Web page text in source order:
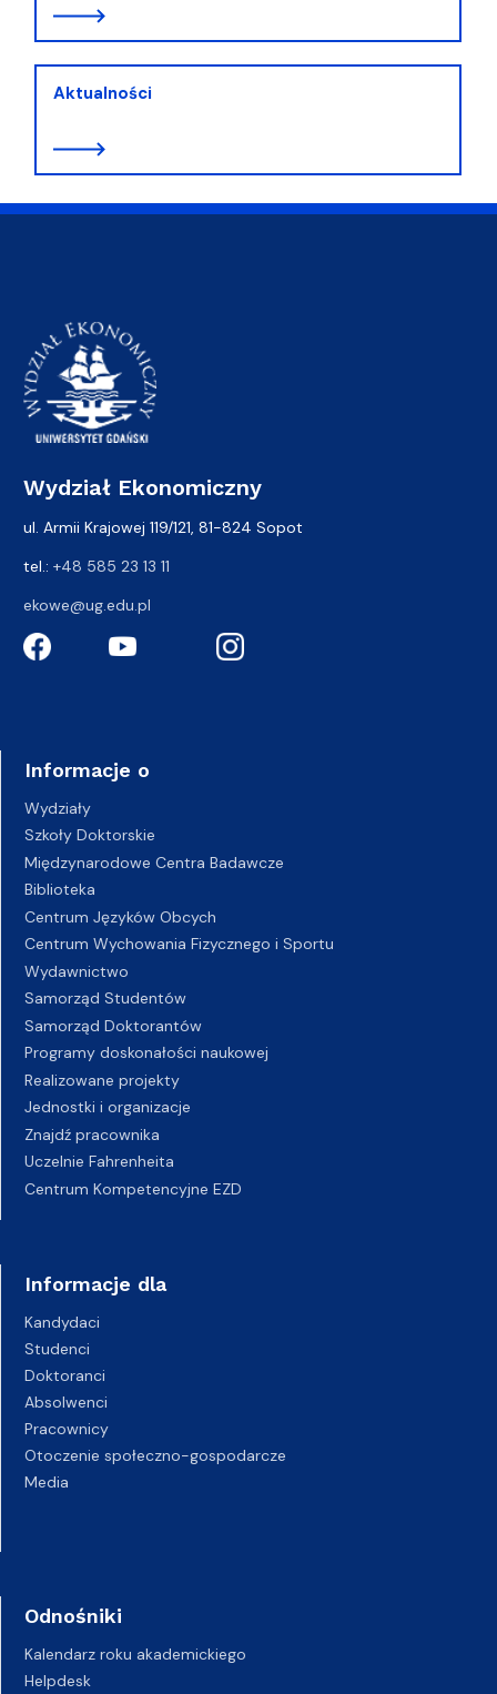
Aktualności
Wydział Ekonomiczny
ul. Armii Krajowej 119/121, 81-824 Sopot
tel.: +48 585 23 13 11
ekowe@ug.edu.pl
Informacje o
Wydziały
Szkoły Doktorskie
Międzynarodowe Centra Badawcze
Biblioteka
Centrum Języków Obcych
Centrum Wychowania Fizycznego i Sportu
Wydawnictwo
Samorząd Studentów
Samorząd Doktorantów
Programy doskonałości naukowej
Realizowane projekty
Jednostki i organizacje
Znajdź pracownika
Uczelnie Fahrenheita
Centrum Kompetencyjne EZD
Informacje dla
Kandydaci
Studenci
Doktoranci
Absolwenci
Pracownicy
Otoczenie społeczno-gospodarcze
Media
Odnośniki
Kalendarz roku akademickiego
Helpdesk